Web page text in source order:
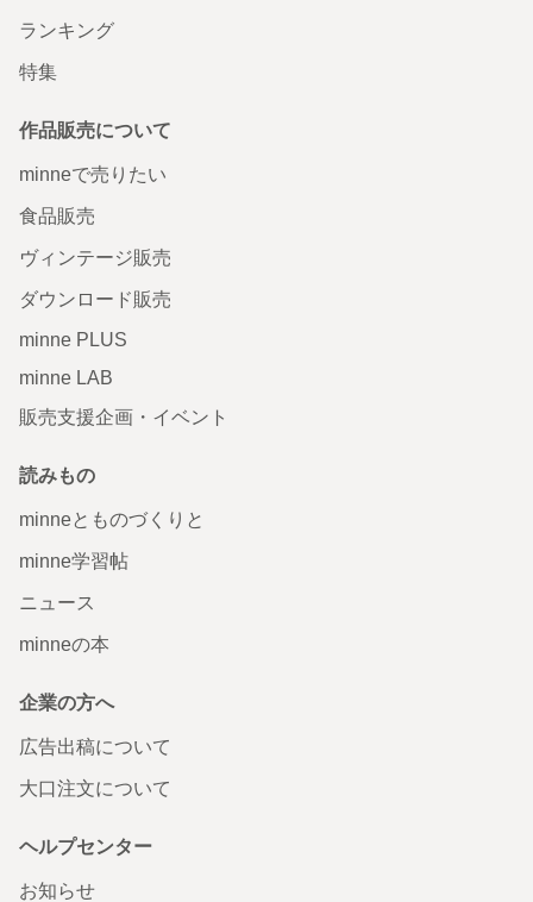
ランキング
特集
作品販売について
minneで売りたい
食品販売
ヴィンテージ販売
ダウンロード販売
minne PLUS
minne LAB
販売支援企画・イベント
読みもの
minneとものづくりと
minne学習帖
ニュース
minneの本
企業の方へ
広告出稿について
大口注文について
ヘルプセンター
お知らせ